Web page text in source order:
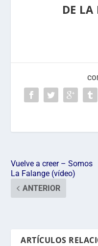
DE
Vuelve a creer – Somos
La Falange (vídeo)
ANTERIOR
ARTÍCULOS